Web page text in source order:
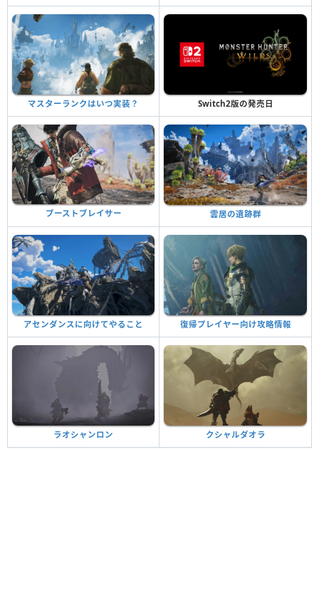
マスターランクはいつ実装？ Switch2版の発売日
ブーストブレイサー 雲居の遺跡群
アセンダンスに向けてやること 復帰プレイヤー向け攻略情報
ラオシャンロン クシャルダオラ